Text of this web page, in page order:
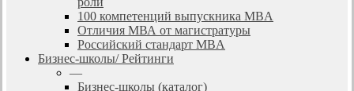
100 компетенций выпускника MBA
Отличия МВА от магистратуры
Российский стандарт MBA
Бизнес-школы/ Рейтинги
—
Бизнес-школы (каталог)